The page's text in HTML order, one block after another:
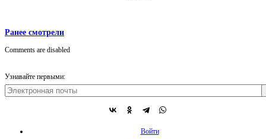
Ранее смотрели
Comments are disabled
Узнавайте первыми:
Войти